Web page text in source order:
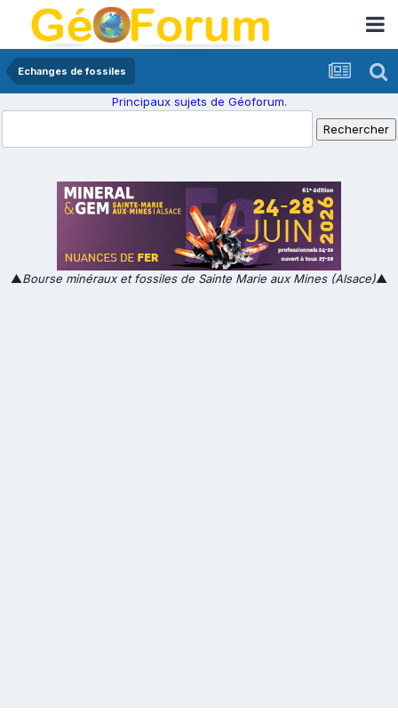
Echanges de fossiles
Principaux sujets de Géoforum.
▲Bourse minéraux et fossiles de Sainte Marie aux Mines (Alsace)▲